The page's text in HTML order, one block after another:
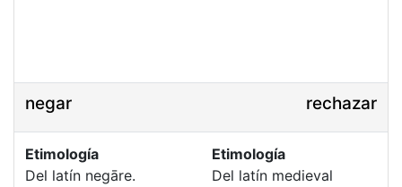
negar rechazar
Etimología
Del latín negāre.
Etimología
Del latín medieval